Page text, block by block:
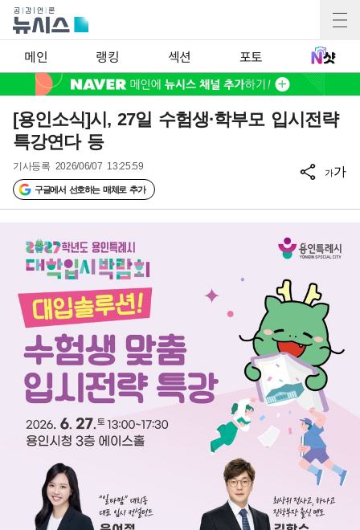
메인 랭킹 섹션 포토
[용인소식]시, 27일 수험생·학부모 입시전략
특강연다 등
기사등록 2026/06/07 13:25:59
구글에서 선호하는 매체로 추가
가가